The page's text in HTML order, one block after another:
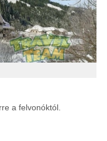
a felvonóktól.